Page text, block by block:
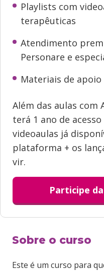
Sobre o curso
Este é um curso para
Playlists com
terapêuticas
Atendimento
Personare e
Materiais de apoio
Além das aulas com
terá 1 ano de
videoaulas já
plataforma + os
vir.
Participe